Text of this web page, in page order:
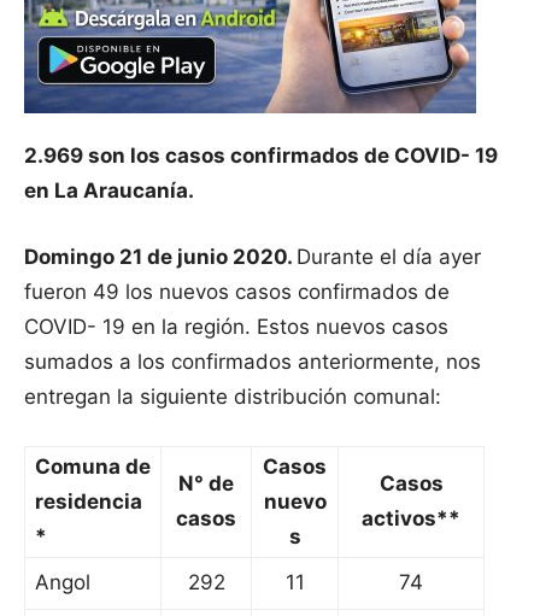
2.969 son los casos confirmados de COVID- 19
en La Araucanía.
Domingo 21 de junio 2020. Durante el día ayer
fueron 49 los nuevos casos confirmados de
COVID- 19 en la región. Estos nuevos casos
sumados a los confirmados anteriormente, nos
entregan la siguiente distribución comunal:
Comuna de
residencia
*
N° de
casos
Casos
nuevo
s
Casos
activos**
Angol 292 11 74